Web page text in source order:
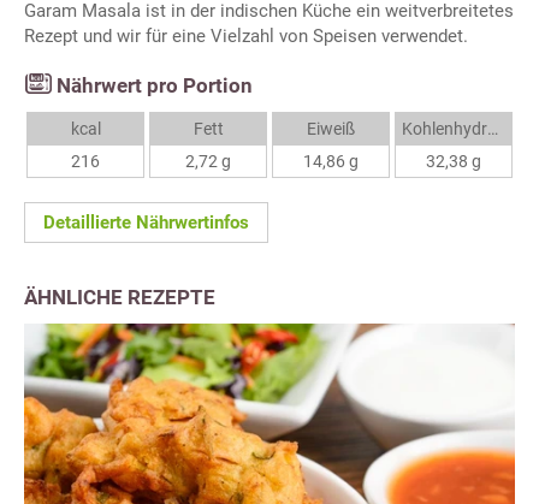
Garam Masala ist in der indischen Küche ein weitverbreitetes
Rezept und wir für eine Vielzahl von Speisen verwendet.
Nährwert pro Portion
kcal
216
Fett
2,72 g
Eiweiß
14,86 g
Kohlenhydrate
32,38 g
Detaillierte Nährwertinfos
ÄHNLICHE REZEPTE